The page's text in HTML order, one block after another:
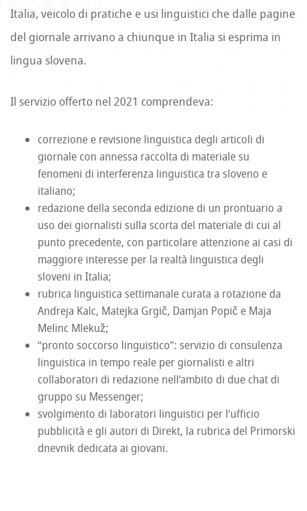
Italia, veicolo di pratiche e usi linguistici che dalle pagine
del giornale arrivano a chiunque in Italia si esprima in
lingua slovena.
Il servizio offerto nel 2021 comprendeva:
correzione e revisione linguistica degli articoli di
giornale con annessa raccolta di materiale su
fenomeni di interferenza linguistica tra sloveno e
italiano;
redazione della seconda edizione di un prontuario a
uso dei giornalisti sulla scorta del materiale di cui al
punto precedente, con particolare attenzione ai casi di
maggiore interesse per la realtà linguistica degli
sloveni in Italia;
rubrica linguistica settimanale curata a rotazione da
Andreja Kalc, Matejka Grgič, Damjan Popič e Maja
Melinc Mlekuž;
“pronto soccorso linguistico”: servizio di consulenza
linguistica in tempo reale per giornalisti e altri
collaboratori di redazione nell’ambito di due chat di
gruppo su Messenger;
svolgimento di laboratori linguistici per l’ufficio
pubblicità e gli autori di Direkt, la rubrica del Primorski
dnevnik dedicata ai giovani.